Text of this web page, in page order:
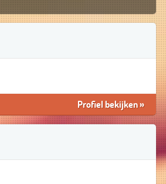
Profiel bekijken»